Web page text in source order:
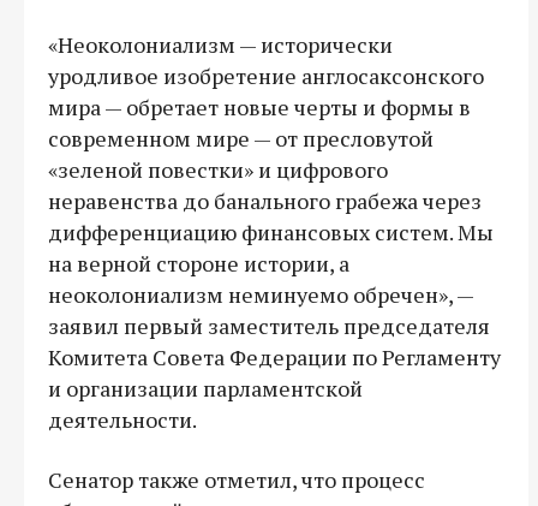
«Неоколониализм — исторически
уродливое изобретение англосаксонского
мира — обретает новые черты и формы в
современном мире — от пресловутой
«зеленой повестки» и цифрового
неравенства до банального грабежа через
дифференциацию финансовых систем. Мы
на верной стороне истории, а
неоколониализм неминуемо обречен», —
заявил первый заместитель председателя
Комитета Совета Федерации по Регламенту
и организации парламентской
деятельности.
Сенатор также отметил, что процесс